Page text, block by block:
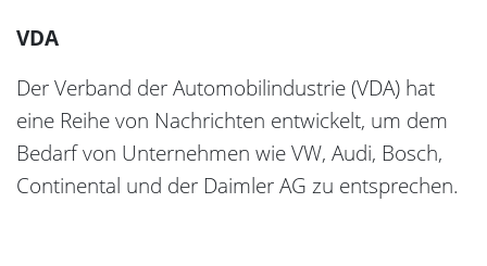
VDA
Der Verband der Automobilindustrie (VDA) hat
eine Reihe von Nachrichten entwickelt, um dem
Bedarf von Unternehmen wie VW, Audi, Bosch,
Continental und der Daimler AG zu entsprechen.